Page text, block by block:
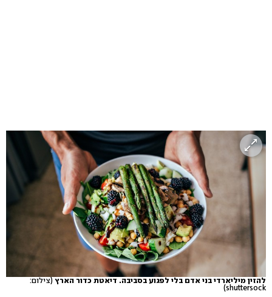
להזין מיליארדי בני אדם בלי לפגוע בסביבה. דיאטת כדור הארץ (צילום:
shuttersock)